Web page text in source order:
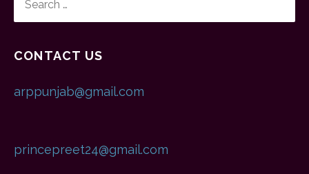
FOR:
CONTACT US
arppunjab@gmail.com
princepreet24@gmail.com